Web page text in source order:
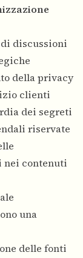
discussioni
della privacy
clienti
dei segreti
riservate
nei contenuti
una
delle fonti